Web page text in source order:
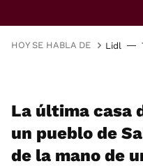
HOY SE HABLA DE Lidl
La última casa
un pueblo de
de la mano de